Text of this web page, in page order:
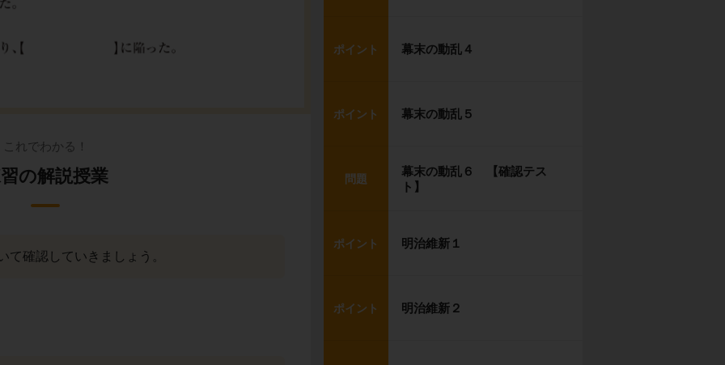
これでわかる！
の解説授業
て確認していきましょう。
ポイント 幕末の動乱４
ポイント 幕末の動乱５
問題
幕末の動乱６ 【確認テス
ト】
ポイント 明治維新１
ポイント 明治維新２